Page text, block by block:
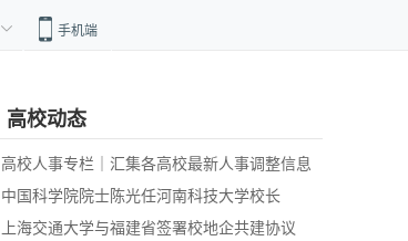
手机端
高校动态
高校人事专栏｜汇集各高校最新人事调整信息
中国科学院院士陈光任河南科技大学校长
上海交通大学与福建省签署校地企共建协议